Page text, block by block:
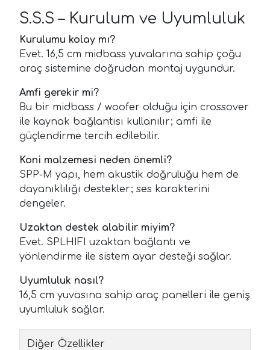
S.S.S – Kurulum ve Uyumluluk
Kurulumu kolay mı?
Evet. 16,5 cm midbass yuvalarına sahip çoğu
araç sistemine doğrudan montaj uygundur.
Amfi gerekir mi?
Bu bir midbass / woofer olduğu için crossover
ile kaynak bağlantısı kullanılır; amfi ile
güçlendirme tercih edilebilir.
Koni malzemesi neden önemli?
SPP-M yapı, hem akustik doğruluğu hem de
dayanıklılığı destekler; ses karakterini
dengeler.
Uzaktan destek alabilir miyim?
Evet. SPLHIFI uzaktan bağlantı ve
yönlendirme ile sistem ayar desteği sağlar.
Uyumluluk nasıl?
16,5 cm yuvasına sahip araç panelleri ile geniş
uyumluluk sağlar.
Diğer Özellikler